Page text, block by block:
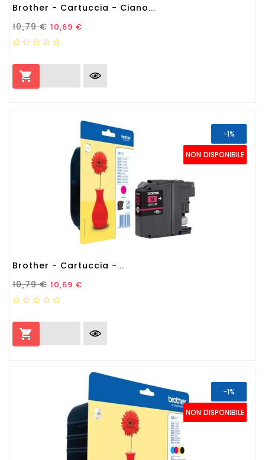
Brother - Cartuccia - Ciano...
Prezzo Standard
10,79 € Prezzo
10,69 €

NON DISPONIBILE
-1%
Brother - Cartuccia -...
Prezzo Standard
10,79 € Prezzo
10,69 €

NON DISPONIBILE
-1%